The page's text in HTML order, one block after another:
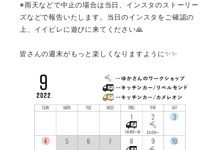
※雨天などで中止の場合は当日、インスタのストーリー
ズなどで報告いたします。当日のインスタをご確認の
上、イイビレに遊びに来てください🙏
皆さんの週末がもっと楽しくなりますように✨✨